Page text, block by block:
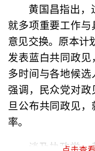
黄国昌指出
就多项重要工作
意见交换。原本计
发表蓝白共同政
多时间与各地候
强调，民众党对
旦公布共同政见
率。
谈及执政党